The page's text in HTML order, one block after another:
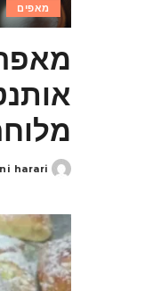
מאפים
Posted
harari